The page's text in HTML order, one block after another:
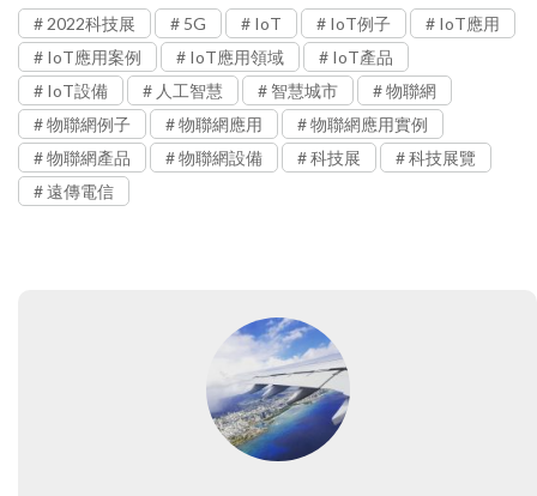
2022科技展 5G IoT IoT例子
IoT應用
IoT應用案例
IoT應用領域
IoT產品
IoT設備
人工智慧 智慧城市
物聯網
物聯網例子
物聯網應用
物聯網應用實例
物聯網產品
物聯網設備 科技展
科技展覽
遠傳電信